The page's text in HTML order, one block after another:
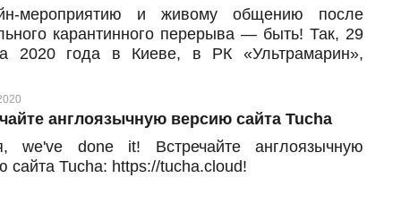
мероприятию и живому общению после
карантинного перерыва — быть! Так, 29
2020 года в Киеве, в РК «Ультрамарин»,
маркетингу DVOMA от организаторов
Несколько сотен участников, более 20
масштабная выставка и активный
— вот кратко о том, что происходило в ту
англоязычную версию сайта Tucha
we've done it! Встречайте англоязычную
сайта Tucha: https://tucha.cloud!